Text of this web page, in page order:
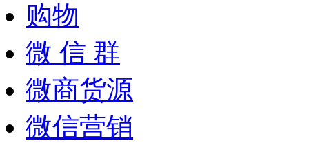
购物
微 信 群
微商货源
微信营销